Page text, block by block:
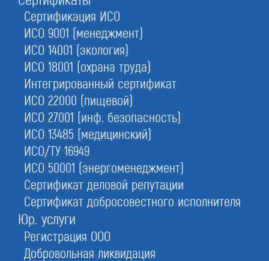
Сертификация ИСО
ИСО 9001 (менеджмент)
ИСО 14001 (экология)
ИСО 18001 (охрана труда)
Интегрированный сертификат
ИСО 22000 (пищевой)
ИСО 27001 (инф. безопасность)
ИСО 13485 (медицинский)
ИСО/ТУ 16949
ИСО 50001 (энергоменеджмент)
Сертификат деловой репутации
Сертификат добросовестного исполнителя
Юр. услуги
Регистрация ООО
Добровольная ликвидация
1.Бесплатно проверим
стаж и образование ваших сотрудников
3.Предоставим своих
готовых специалистов
2. Оформим пакет документов
для НОСТРОЙ под ключ
4.Исключим задвоение
проверим за какой организацией закреплен
С этой услугой часто заказывают:
Специалисты НРС
НРС проектировщиков